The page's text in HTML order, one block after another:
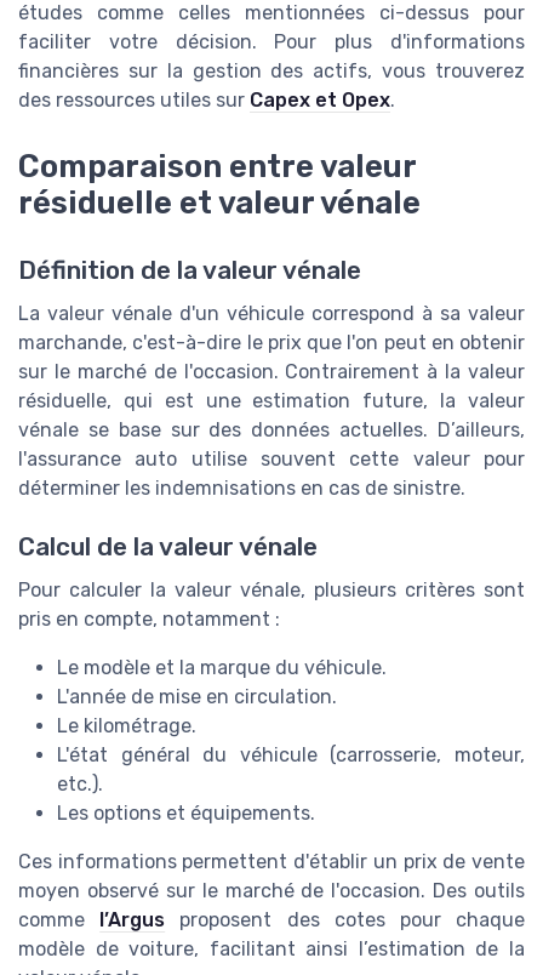
études comme celles mentionnées ci-dessus pour
faciliter votre décision. Pour plus d'informations
financières sur la gestion des actifs, vous trouverez
des ressources utiles sur Capex et Opex.
Comparaison entre valeur
résiduelle et valeur vénale
Définition de la valeur vénale
La valeur vénale d'un véhicule correspond à sa valeur
marchande, c'est-à-dire le prix que l'on peut en obtenir
sur le marché de l'occasion. Contrairement à la valeur
résiduelle, qui est une estimation future, la valeur
vénale se base sur des données actuelles. D’ailleurs,
l'assurance auto utilise souvent cette valeur pour
déterminer les indemnisations en cas de sinistre.
Calcul de la valeur vénale
Pour calculer la valeur vénale, plusieurs critères sont
pris en compte, notamment :
Le modèle et la marque du véhicule.
L'année de mise en circulation.
Le kilométrage.
L'état général du véhicule (carrosserie, moteur,
etc.).
Les options et équipements.
Ces informations permettent d'établir un prix de vente
moyen observé sur le marché de l'occasion. Des outils
comme l’Argus proposent des cotes pour chaque
modèle de voiture, facilitant ainsi l’estimation de la